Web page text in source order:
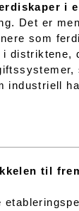
i
Det er
som
distriktene,
industriell
til